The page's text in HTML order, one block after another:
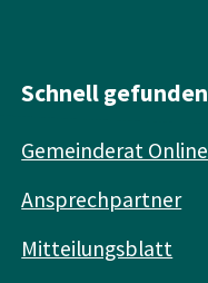
Schnell gefunden
Gemeinderat Online
Ansprechpartner
Mitteilungsblatt